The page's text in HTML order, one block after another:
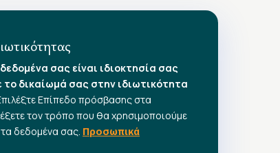
σας είναι ιδιοκτησία σας
το δικαίωμά σας στην ιδιωτικότητα
Επίπεδο πρόσβασης στα
τον τρόπο που θα χρησιμοποιούμε
δεδομένα σας. Προσωπικά